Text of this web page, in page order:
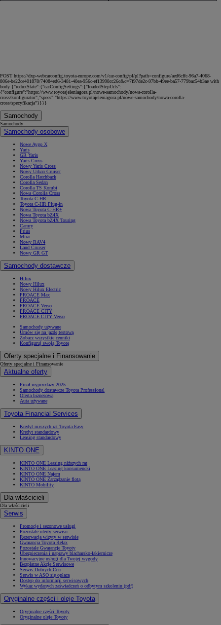
POST https://dxp-webcarconfig.toyota-europe.com/v1/car-config/pl/pl?path=configure/aed6cffc-96a7-4068-
806e-be22ce401878/74084ed6-3481-40ea-956c-ef13998cc26c&c=7f97de2c-97bb-49ee-ba57-779bac54b3ae with
body {"reduxState":{"carConfigSettings":{"loadedStepUrls":
{"configure":"https://www.toyotajeleniagora.pl/nowe-samochody/nowa-corolla-
cross/konfigurator","specs":"https://www.toyotajeleniagora.pl/nowe-samochody/nowa-corolla-
cross/specyfikacja"}}}}
Samochody
Samochody
Samochody osobowe
Nowe Aygo X
Yaris
GR Yaris
Yaris Cross
Nowy Yaris Cross
Nowy Urban Cruiser
Corolla Hatchback
Corolla Sedan
Corolla TS Kombi
Nowa Corolla Cross
Toyota C-HR
Toyota C-HR Plug-in
Nowa Toyota C-HR+
Nowa Toyota bZ4X
Nowa Toyota bZ4X Touring
Camry
Prius
Mirai
Nowy RAV4
Land Cruiser
Nowy GR GT
Samochody dostawcze
Hilux
Nowy Hilux
Nowy Hilux Electric
PROACE Max
PROACE
PROACE Verso
PROACE CITY
PROACE CITY Verso
Samochody używane
Umów się na jazdę testową
Zobacz wszystkie cenniki
Konfiguruj swoją Toyotę
Oferty specjalne i Finansowanie
Oferty specjalne i Finansowanie
Aktualne oferty
Finał wyprzedaży 2025
Samochody dostawcze Toyota Professional
Oferta biznesowa
Auta używane
Toyota Financial Services
Kredyt niższych rat Toyota Easy
Kredyt standardowy
Leasing standardowy
KINTO ONE
KINTO ONE Leasing niższych rat
KINTO ONE Leasing konsumencki
KINTO ONE Najem
KINTO ONE Zarządzanie flotą
KINTO Mobility
Dla właścicieli
Dla właścicieli
Serwis
Promocje i sezonowe usługi
Pozostałe oferty serwisu
Rezerwacja wizyty w serwisie
Gwarancja Toyota Relax
Pozostałe Gwarancje Toyoty
Ubezpieczenia i naprawy blacharsko-lakiernicze
Innowacyjne usługi dla Twojej wygody
Bezpłatne Akcje Serwisowe
Serwis Dobrych Cen
Serwis w ASO się opłaca
Dostęp do informacji serwisowych
Wykaz wydanych zaświadczeń o odbytym szkoleniu (pdf)
Oryginalne części i oleje Toyota
Oryginalne części Toyoty
Oryginalne oleje Toyoty